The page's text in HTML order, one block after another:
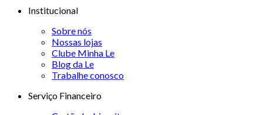
Institucional
Sobre nós
Nossas lojas
Clube Minha Le
Blog da Le
Trabalhe conosco
Serviço Financeiro